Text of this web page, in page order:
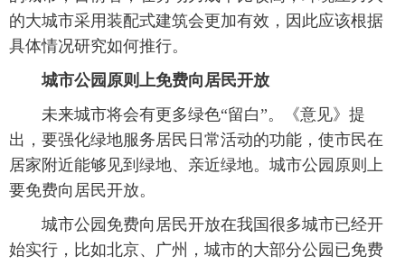
的大城市采用装配式建筑会更加有效，因此应该根据
具体情况研究如何推行。
城市公园原则上免费向居民开放
未来城市将会有更多绿色“留白”。《意见》提
出，要强化绿地服务居民日常活动的功能，使市民在
居家附近能够见到绿地、亲近绿地。城市公园原则上
要免费向居民开放。
城市公园免费向居民开放在我国很多城市已经开
始实行，比如北京、广州，城市的大部分公园已免费